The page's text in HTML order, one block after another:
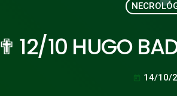
✟ 12/10 HUGO
today 14/10/